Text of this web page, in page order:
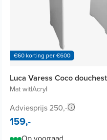
€60 korting per €600
Luca Varess Coco
Mat wit|Acryl
Adviesprijs 250,-
159,-